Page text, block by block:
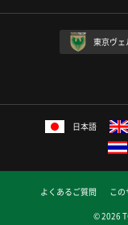
東京ヴェ
日本語
よくあるご質問 こ
© 2026